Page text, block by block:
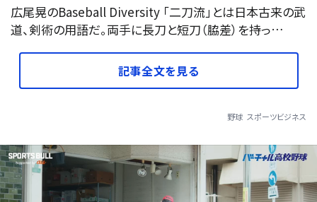
広尾晃のBaseball Diversity 「二刀流」とは日本古来の武
道、剣術の用語だ。両手に長刀と短刀（脇差）を持っ…
記事全文を見る
野球 スポーツビジネス